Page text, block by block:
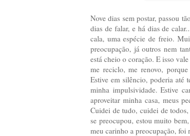
Nove dias sem postar, passou
dias de falar, e há dias de
cala, uma espécie de freio.
preocupação, já outros nem
está cheio o coração. E isso
me reciclo, me renovo,
Estive em silêncio, poderia até
minha impulsividade. Estive
aproveitar minha casa, meus
Cuidei de tudo, cuidei de
se preocupou, estou muito
meu carinho a preocupação, foi